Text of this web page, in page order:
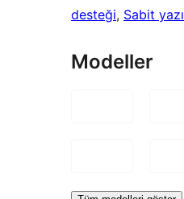
desteği, Sabit yazı
Modeller